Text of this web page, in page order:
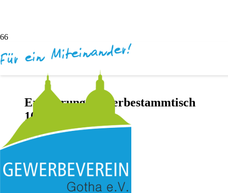
Erinnerung Gewerbestammtisch
10.09.
vor 14 Jahren